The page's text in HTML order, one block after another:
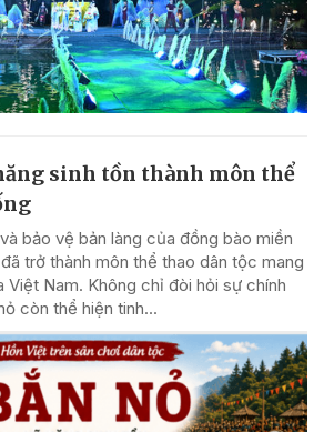
sinh tồn thành môn thể
bảo vệ bản làng của đồng bào miền
trở thành môn thể thao dân tộc mang
Việt Nam. Không chỉ đòi hỏi sự chính
còn thể hiện tinh...